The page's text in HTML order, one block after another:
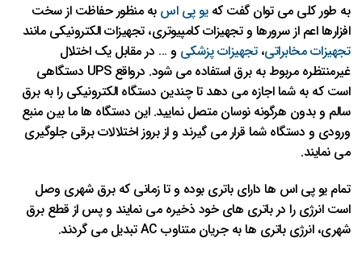
به طور کلی می توان گفت کهیو پی اس به منظور حفاظت از سخت
افزارها اعم از سرورها و تجهیزات کامپیوتری، تجهیزات الکترونیکی مانند
تجهیزات مخابراتی،تجهیزات پزشکی و … در مقابل یک اختلال
غیرمنتظره مربوط به برق استفاده می شود. درواقع UPS دستگاهی
است که به شما اجازه می دهد تا چندین دستگاه الکترونیکی را به برق
سالم و بدون هرگونه نوسان متصل نمایید. این دستگاه ها ما بین منبع
ورودی و دستگاه شما قرار می گیرند و از بروز اختلالات برقی جلوگیری
می نمایند.
تمام یو پی اس ها دارای باتری بوده و تا زمانی که برق شهری وصل
است انرژی را در باتری های خود ذخیره می نمایند و پس از قطع برق
شهری، انرژی باتری ها به جریان متناوب AC تبدیل می گردند.